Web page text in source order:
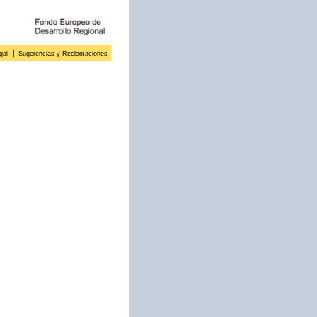
Sugerencias y Reclamaciones